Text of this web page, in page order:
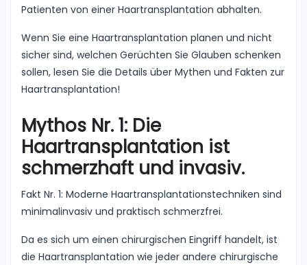
Patienten von einer Haartransplantation abhalten.
Wenn Sie eine Haartransplantation planen und nicht
sicher sind, welchen Gerüchten Sie Glauben schenken
sollen, lesen Sie die Details über Mythen und Fakten zur
Haartransplantation!
Mythos Nr. 1: Die
Haartransplantation ist
schmerzhaft und invasiv.
Fakt Nr. 1: Moderne Haartransplantationstechniken sind
minimalinvasiv und praktisch schmerzfrei.
Da es sich um einen chirurgischen Eingriff handelt, ist
die Haartransplantation wie jeder andere chirurgische